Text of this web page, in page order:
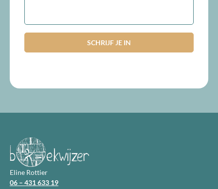
Eline Rottier
06 – 431 633 19